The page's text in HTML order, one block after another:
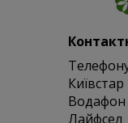
Київстар
Водафон
Лайфсел